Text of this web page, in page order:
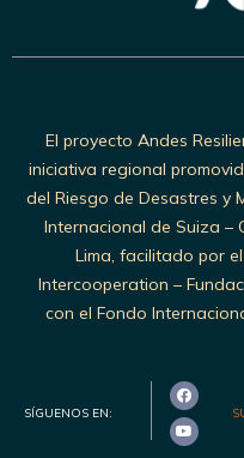
El proyecto Andes
iniciativa regional
del Riesgo de Desastres y
Internacional de Suiza –
Lima, facilitado por
Intercooperation –
con el Fondo
SÍGUENOS EN: